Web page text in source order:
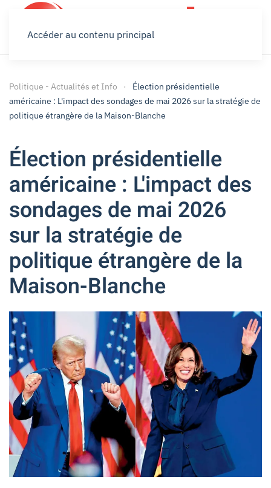
Accéder au contenu principal
Politique - Actualités et Info
Élection présidentielle
américaine : L'impact des sondages de mai 2026 sur la stratégie de
politique étrangère de la Maison-Blanche
Élection présidentielle
américaine : L'impact des
sondages de mai 2026
sur la stratégie de
politique étrangère de la
Maison-Blanche